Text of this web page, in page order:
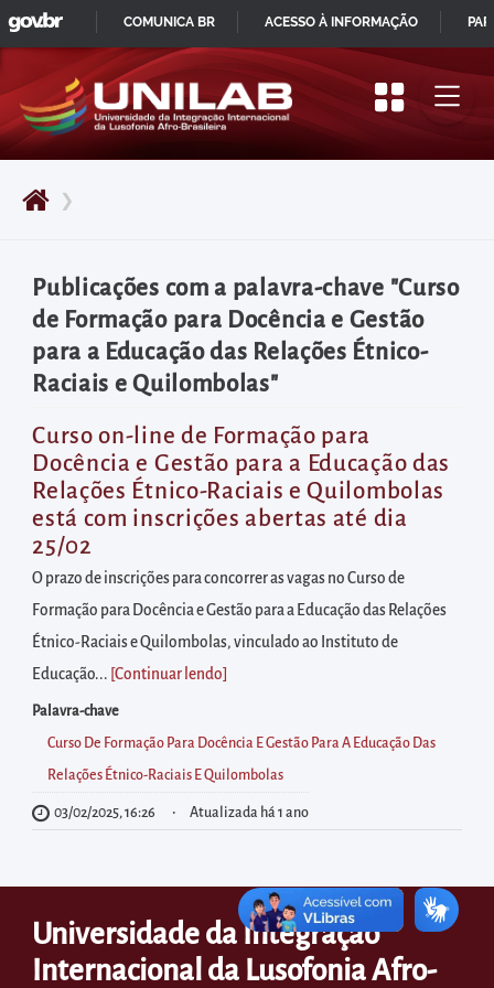
Pular
para
início
do
principal
Acessar
diretamente
o
menu
principal
Acessar
diretamente
à
área
para
realizar
buscas
internas
Acessar
diretamente
as
informações
❯
Publicações com a palavra-chave "Curso
de Formação para Docência e Gestão
para a Educação das Relações Étnico-
Raciais e Quilombolas"
Curso on-line de Formação para
Docência e Gestão para a Educação das
Relações Étnico-Raciais e Quilombolas
está com inscrições abertas até dia
25/02
O prazo de inscrições para concorrer as vagas no Curso de
Formação para Docência e Gestão para a Educação das Relações
Étnico-Raciais e Quilombolas, vinculado ao Instituto de
Educação... [Continuar lendo
Palavra-chave
Curso De Formação Para Docência E Gestão Para A Educação Das
Relações Étnico-Raciais E Quilombolas
03/02/2025, 16:26 Atualizada há 1 ano
Universidade da Integração
Internacional da Lusofonia Afro-
IR
PARA
CONTEÚDO
GOVBR
COMUNICA BR ACESSO À INFORMAÇÃO